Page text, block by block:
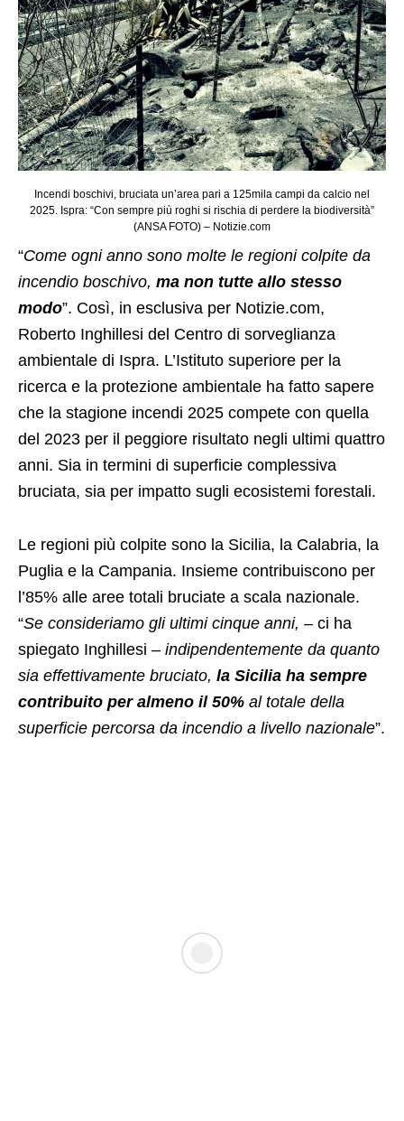
Incendi boschivi, bruciata un’area pari a 125mila campi da calcio nel
2025. Ispra: “Con sempre più roghi si rischia di perdere la biodiversità”
(ANSA FOTO) – Notizie.com
“Come ogni anno sono molte le regioni colpite da
incendio boschivo, ma non tutte allo stesso
modo”. Così, in esclusiva per Notizie.com,
Roberto Inghillesi del Centro di sorveglianza
ambientale di Ispra. L’Istituto superiore per la
ricerca e la protezione ambientale ha fatto sapere
che la stagione incendi 2025 compete con quella
del 2023 per il peggiore risultato negli ultimi quattro
anni. Sia in termini di superficie complessiva
bruciata, sia per impatto sugli ecosistemi forestali.
Le regioni più colpite sono la Sicilia, la Calabria, la
Puglia e la Campania. Insieme contribuiscono per
l’85% alle aree totali bruciate a scala nazionale.
“Se consideriamo gli ultimi cinque anni, – ci ha
spiegato Inghillesi – indipendentemente da quanto
sia effettivamente bruciato, la Sicilia ha sempre
contribuito per almeno il 50% al totale della
superficie percorsa da incendio a livello nazionale”.